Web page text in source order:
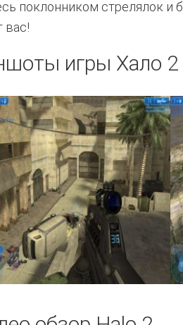
поклонником стрелялок и
вас!
игры Хало 2